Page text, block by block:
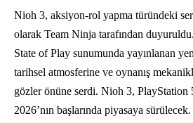
Nioh 3, aksiyon-rol yapma türündeki
olarak Team Ninja tarafından
State of Play sunumunda yayınlanan
tarihsel atmosferine ve oynanış
gözler önüne serdi. Nioh 3, PlayStation
2026’nın başlarında piyasaya sürülecek.